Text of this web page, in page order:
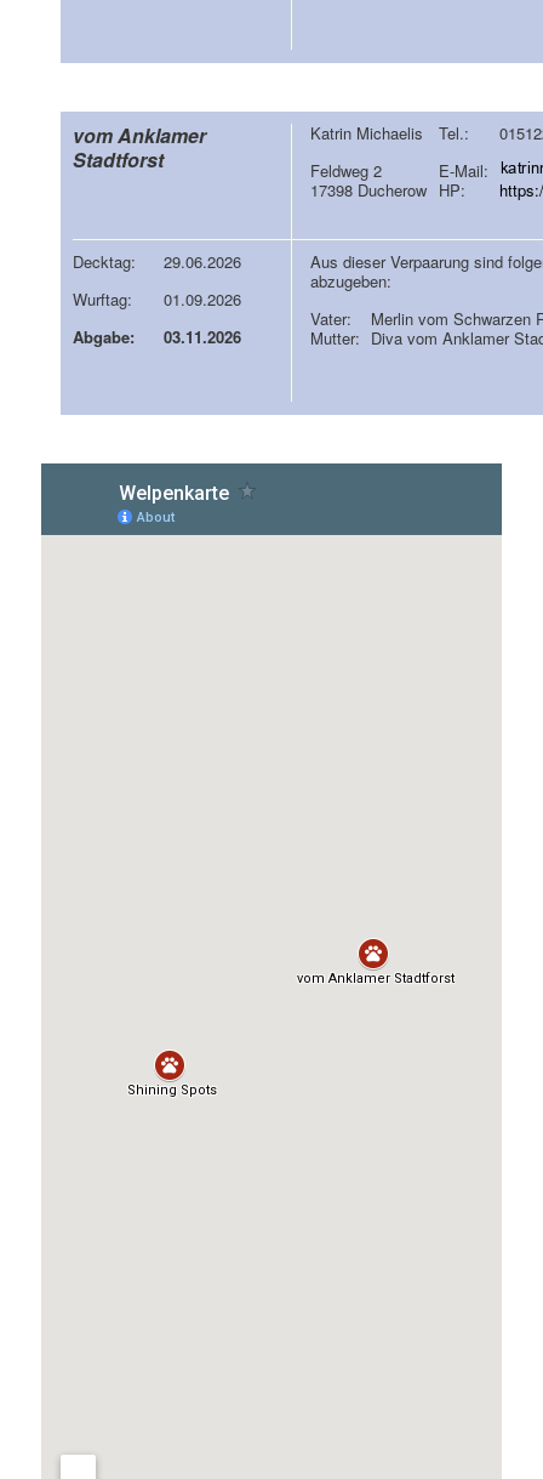
vom Anklamer
Stadtforst
Katrin Michaelis
Feldweg 2
17398 Ducherow
Tel.:
E-Mail:
HP:
Decktag:
29.06.2026
Wurftag:
01.09.2026
Abgabe:
03.11.2026
Aus dieser Verpaarung sind
abzugeben:
Vater:
Merlin vom Schwarzen
Mutter: Diva vom Anklamer